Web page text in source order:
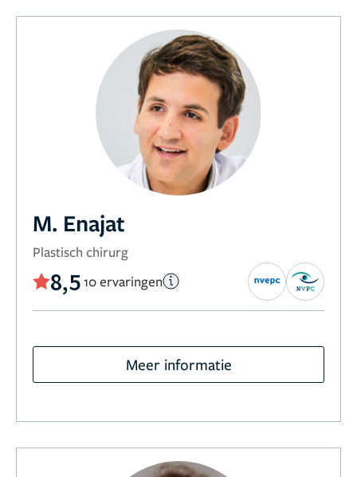
M. Enajat
Plastisch chirurg
8,510 ervaringen
Meer informatie